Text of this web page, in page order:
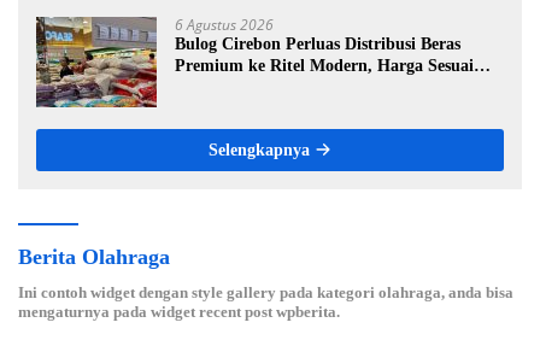
6 Agustus 2026
Bulog Cirebon Perluas Distribusi Beras
Premium ke Ritel Modern, Harga Sesuai
Selengkapnya
Berita Olahraga
Ini contoh widget dengan style gallery pada kategori olahraga, anda bisa
mengaturnya pada widget recent post wpberita.